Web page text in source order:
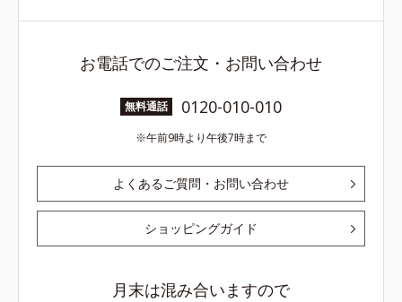
お電話でのご注文・お問い合わせ
無料通話 0120-010-010
午前9時より午後7時まで
よくあるご質問・お問い合わせ
ショッピングガイド
月末は混み合いますので